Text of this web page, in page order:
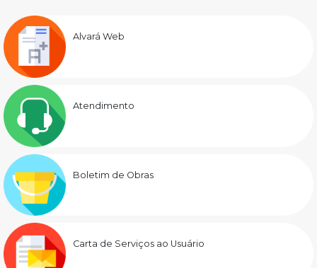
Alvará Web
Atendimento
Boletim de Obras
Carta de Serviços ao Usuário